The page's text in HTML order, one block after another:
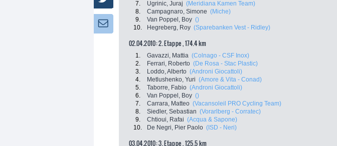
7.
Ugrinic, Juraj (Meridiana Kamen Team)
8.
Campagnaro, Simone (Miche)
9.
Van Poppel, Boy ()
10.
Hegreberg, Roy (Sparebanken Vest - Ridley)
02.04.2010: 2. Etappe , 174.4 km
1. Gavazzi, Mattia (Colnago - CSF Inox)
2.
Ferrari, Roberto (De Rosa - Stac Plastic)
3.
Loddo, Alberto (Androni Giocattoli)
4.
Metlushenko, Yuri (Amore & Vita - Conad)
5.
Taborre, Fabio (Androni Giocattoli)
6.
Van Poppel, Boy ()
7.
Carrara, Matteo (Vacansoleil PRO Cycling Team)
8.
Siedler, Sebastian (Vorarlberg - Corratec)
9.
Chtioui, Rafai (Acqua & Sapone)
10.
De Negri, Pier Paolo (ISD - Neri)
03.04.2010: 3. Etappe , 125.5 km
Newsletter: